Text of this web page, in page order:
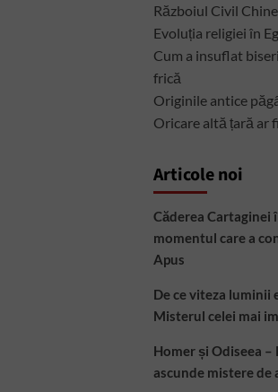
Războiul Civil
Evoluția religiei în
Cum a insuflat
frică
Originile antice
Oricare altă țară ar
Articole noi
Căderea Cartaginei
momentul care a
Apus
De ce viteza luminii
Misterul celei mai
Homer și Odiseea –
ascunde mistere de